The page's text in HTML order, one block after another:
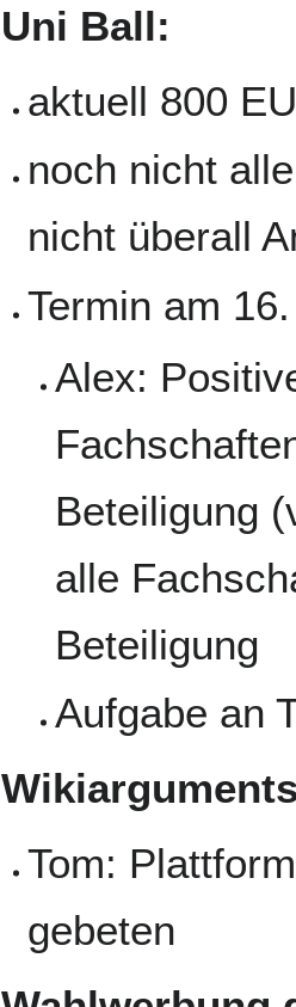
Uni Ball:
aktuell 800
noch nicht
nicht überall
Termin am
Alex:
Beteiligung
alle
Beteiligung
Aufgabe an
Tom:
gebeten